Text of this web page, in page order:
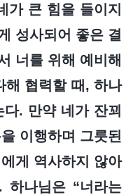
가 큰 힘을 들이지
성사되어 좋은 결
너를 위해 예비해
해 협력할 때, 하나
. 만약 네가 잔꾀
이행하며 그릇된
게 역사하지 않아
하나님은 “너라는